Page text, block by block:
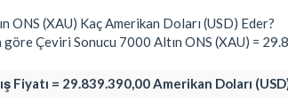
ONS (XAU) Kaç Amerikan Doları (USD) Eder?
göre Çeviri Sonucu 7000 Altın ONS (XAU) =
Fiyatı = 29.839.390,00 Amerikan Doları